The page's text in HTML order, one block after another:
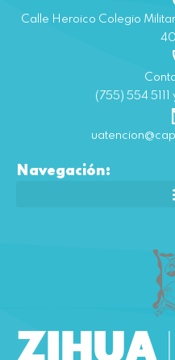
Calle Heroico Colegio
(755) 554
Navegación: